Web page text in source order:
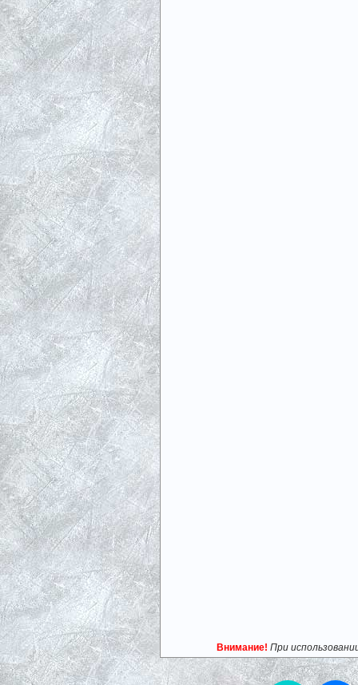
Внимание! При